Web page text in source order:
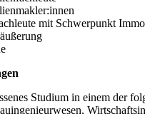
mit Schwerpunkt
Studium in einem der